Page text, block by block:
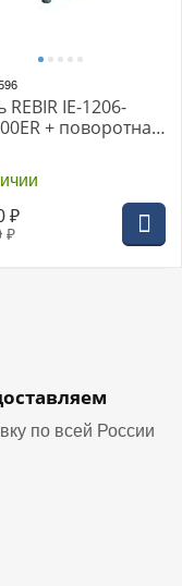
REBIR IE-1206-
+ поворотная
₽
₽
по всей России